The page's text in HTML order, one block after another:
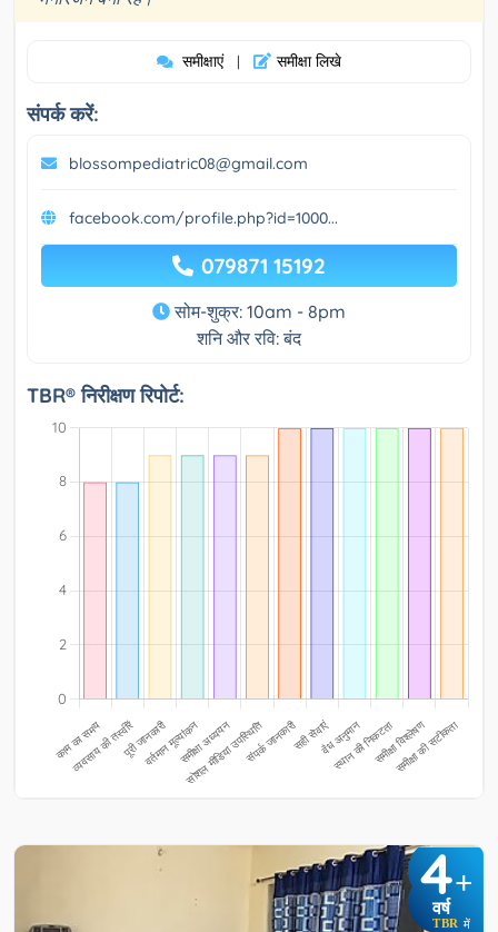
समीक्षाएं | समीक्षा लिखे
संपर्क करें:
blossompediatric08@gmail.com
facebook.com/profile.php?id=1000...
079871 15192
सोम-शुक्र: 10am - 8pm
शनि और रवि: बंद
TBR® निरीक्षण रिपोर्ट:
4+
वर्ष
TBR में